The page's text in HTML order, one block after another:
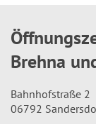
Brehna
Bahnhofstraße 2
06792